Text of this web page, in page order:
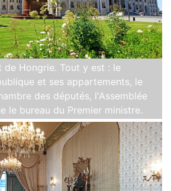
de Hongrie. Tout y est : le
et ses appartements, le
des députés, l'Assemblée
le bureau du Premier ministre.